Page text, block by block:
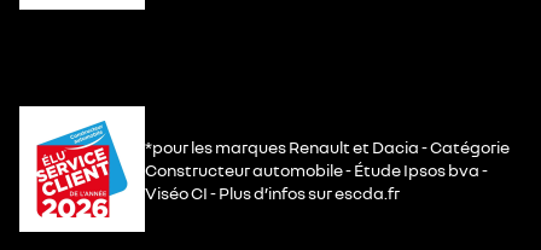
*pour les marques Renault et Dacia - Catégorie
Constructeur automobile - Étude Ipsos bva -
Viséo CI - Plus d’infos sur escda.fr